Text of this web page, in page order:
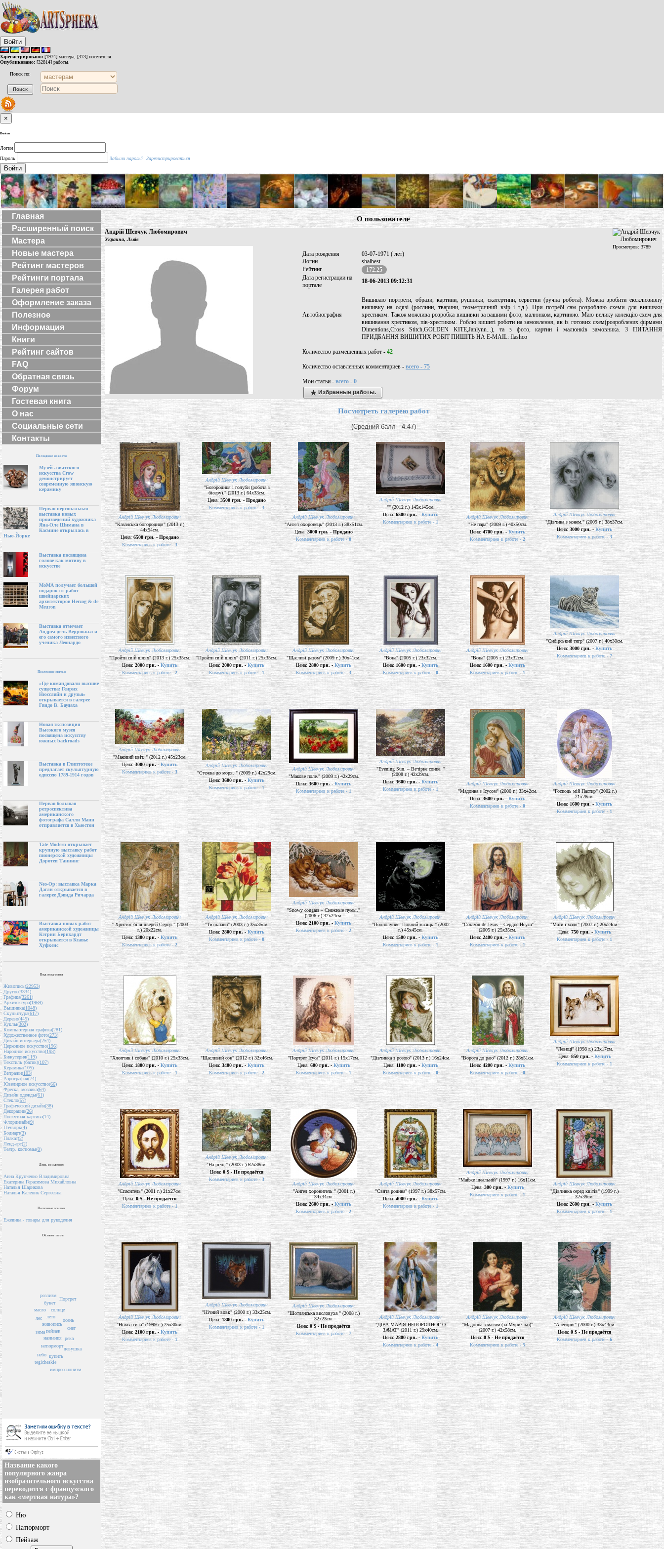
Войти
Зарегистрировано: [1974] мастера, [373] посетителя.
Опубликовано: [32814] работы.
Поиск по:
×
Войти
Логин
Пароль
Забыли пароль? Зарегистрироваться
Войти
Главная
Расширенный поиск
Мастера
Новые мастера
Рейтинг мастеров
Рейтинги портала
Галерея работ
Оформление заказа
Полезное
Информация
Книги
Рейтинг сайтов
FAQ
Обратная связь
Форум
Гостевая книга
О нас
Социальные сети
Контакты
Последние новости
Музей азиатского
искусства Crow
демонстрирует
современную японскую
керамику
Первая персональная
выставка новых
произведений художника
Яна-Оле Шимана в
Касмине открылась в
Нью-Йорке
Выставка посвящена
голове как мотиву в
искусстве
МоМА получает большой
подарок от работ
швейцарских
архитекторов Herzog & de
Meuron
Выставка отмечает
Андреа дель Верроккьо и
его самого известного
ученика Леонардо
Последние статьи
«Где командовали высшие
существа: Генрих
Нюссляйн и друзья»
открывается в галерее
Гвидо В. Баудаха
Новая экспозиция
Высокого музея
посвящена искусству
южных backroads
Выставка в Глиптотеке
предлагает скульптурную
одиссею 1789-1914 годов
Первая большая
ретроспектива
американского
фотографа Салли Манн
отправляется в Хьюстон
Tate Modern открывает
крупную выставку работ
пионерской художницы
Доротеи Таннинг
Neo-Op: выставка Марка
Дагли открывается в
галерее Дэвида Ричарда
Выставка новых работ
американской художницы
Кэтрин Бернхардт
открывается в Ксавье
Хуфкенс
Вид искусства
Живопись(22953)
Другое(3334)
Графика(3261)
Архитектура(1969)
Вышивка(1048)
Скульптура(617)
Дерево(445)
Куклы(302)
Компьютерная графика(281)
Художественное фото(273)
Дизайн интерьера(254)
Церковное искусство(196)
Народное искусство(193)
Бижутерия(119)
Текстиль (батик)(107)
Керамика(105)
Витражи(103)
Аэрография(74)
Ювелирное искусство(66)
Фреска, мозаика(64)
Дизайн одежды(61)
Стекло(57)
Графический дизайн(38)
Декорации(26)
Лоскутная картина(14)
Флордизайн(9)
Пэчворк(4)
Бодиарт(3)
Плакат(2)
Ленд-арт(2)
Театр. костюмы(0)
День рождения
Анна Крупченко Владимировна
Екатерина Герасимова Михайловна
Наталья Шарикова
Наталья Каленик Сергеевна
Полезные ссылки
Ежевика - товары для рукоделия
Облако тегов
пейзаж
названия
живопись
лето
натюрморт
купить
солнце
лес
зима
осень
букет
масло
река
снег
tegicheskie
реализм
небо
импрессионизм
Портрет
девушка
Название какого
популярного жанра
изобразительного искусства
переводится с французского
как «мертвая натура»?
Ню
Натюрморт
Пейзаж
О пользователе
Андрій Шевчук Любомирович
Просмотров: 3789
Украина, Львів
Дата рождения
03-07-1971 ( лет)
Логин
shalbest
Рейтинг
172.25
Дата регистрации на
портале
18-06-2013 09:12:31
Автобиография
Вишиваю портрети, образи, картини, рушники, скатертини, серветки (ручна робота). Можна зробити ексклюзивну
вишивку на одязі (рослини, тварини, геометричний взір і т.д.). При потребі сам розробляю схеми для вишивки
хрестиком. Також можлива розробка вишивки за вашими фото, малюнком, картиною. Маю велику колекцію схем для
вишивання хрестиком, пів-хрестиком. Роблю вишиті роботи на замовлення, як із готових схем(розроблених фірмами
Dimentions,Cross Stitch,GOLDEN KITE,Janlynn...), та з фото, картин і малюнків замовника. З ПИТАННЯ
ПРИДБАННЯ ВИШИТИХ РОБІТ ПИШІТЬ НА E-MAIL: flashco
Количество размещенных работ - 42
Количество оставленных комментариев - всего - 75
Мои статьи - всего - 0
Избранные работы.
Посмотреть галерею работ
(Средний балл - 4.47)
Андрій Шевчук Любомирович
"Казанська богородиця" (2013 г.)
44х54см.
Цена:6500 грн. - Продано
Комментариев к работе - 3
Андрій Шевчук Любомирович
"Богородиця і голуби (робота з
бісеру)." (2013 г.) 64х33см.
Цена:3500 грн. - Продано
Комментариев к работе - 3
Андрій Шевчук Любомирович
"Ангел охоронець" (2013 г.) 38х51см.
Цена: 3000 грн. - Продано
Комментариев к работе -0
Андрій Шевчук Любомирович
"" (2012 г.) 145х145см.
Цена: 6500 грн. -Купить
Комментариев к работе -1
Андрій Шевчук Любомирович
"Не пара" (2009 г.) 40х50см.
Цена:4700 грн. - Купить
Комментариев к работе -2
Андрій Шевчук Любомирович
"Дівчина з конем." (2009 г.) 38х37см.
Цена: 3000 грн. -Купить
Комментариев к работе -3
Андрій Шевчук Любомирович
"Пройти свій шлях" (2013 г.) 25х35см.
Цена:2000 грн. - Купить
Комментариев к работе - 2
Андрій Шевчук Любомирович
"Пройти свій шлях" (2011 г.) 25х35см.
Цена: 2000 грн. - Купить
Комментариев к работе - 1
Андрій Шевчук Любомирович
"Щасливі разом" (2009 г.) 30х41см.
Цена: 2800 грн. - Купить
Комментариев к работе - 3
Андрій Шевчук Любомирович
"Вона" (2005 г.) 23х32см.
Цена:1600 грн. -Купить
Комментариев к работе - 0
Андрій Шевчук Любомирович
"Вона" (2005 г.) 23х32см.
Цена: 1600 грн. - Купить
Комментариев к работе -1
Андрій Шевчук Любомирович
"Сибірський тигр" (2007 г.) 40х30см.
Цена: 3000 грн. -Купить
Комментариев к работе -7
Андрій Шевчук Любомирович
"Маковий цвіт. " (2012 г.) 45х23см.
Цена:3000 грн. -Купить
Комментариев к работе -3
Андрій Шевчук Любомирович
"Стежка до моря. " (2009 г.) 42х29см.
Цена: 3600 грн. - Купить
Комментариев к работе - 1
Андрій Шевчук Любомирович
"Макове поле." (2009 г.) 42х29см.
Цена:3600 грн. -Купить
Комментариев к работе -1
Андрій Шевчук Любомирович
"Evening Sun. – Вечірнє сонце. "
(2008 г.) 42х29см.
Цена:3600 грн. -Купить
Комментариев к работе -1
Андрій Шевчук Любомирович
"Мадонна з Ісусом" (2000 г.) 33х42см.
Цена:3600 грн. - Купить
Комментариев к работе -0
Андрій Шевчук Любомирович
"Господь мій Пастир" (2002 г.)
21х28см.
Цена:1600 грн. - Купить
Комментариев к работе -1
Андрій Шевчук Любомирович
" Христос біля дверей Серця." (2003
г.) 20х22см.
Цена:1300 грн. - Купить
Комментариев к работе - 2
Андрій Шевчук Любомирович
"Тюльпани" (2003 г.) 35х35см.
Цена:2800 грн. -Купить
Комментариев к работе - 0
Андрій Шевчук Любомирович
"Snowy cougars – Снежные пумы."
(2006 г.) 32х24см.
Цена:2100 грн. -Купить
Комментариев к работе - 2
Андрій Шевчук Любомирович
"Полнолуние. Повний місяць." (2002
г.) 45х45см.
Цена:1500 грн. -Купить
Комментариев к работе - 1
Андрій Шевчук Любомирович
"Corazon de Jesus – Сердце Исуса"
(2005 г.) 25х35см.
Цена:2400 грн. -Купить
Комментариев к работе -1
Андрій Шевчук Любомирович
"Мати і маля" (2007 г.) 20х24см.
Цена: 750 грн. -Купить
Комментариев к работе -1
Андрій Шевчук Любомирович
"Хлопчик і собака" (2010 г.) 25х33см.
Цена:1800 грн. -Купить
Комментариев к работе - 1
Андрій Шевчук Любомирович
"Щасливий сон" (2012 г.) 32х46см.
Цена:3400 грн. -Купить
Комментариев к работе - 2
Андрій Шевчук Любомирович
"Портрет Ісуса" (2011 г.) 15х17см.
Цена: 600 грн. - Купить
Комментариев к работе - 1
Андрій Шевчук Любомирович
"Дівчинка з розою" (2013 г.) 16х24см.
Цена: 1100 грн. - Купить
Комментариев к работе -0
Андрій Шевчук Любомирович
"Ворота до раю" (2012 г.) 28х51см.
Цена:4200 грн. - Купить
Комментариев к работе -0
Андрій Шевчук Любомирович
"Левиці" (1998 г.) 23х17см.
Цена:850 грн. - Купить
Комментариев к работе -1
Андрій Шевчук Любомирович
"Спаситель" (2001 г.) 21х27см.
Цена:0 $ - Не продаётся
Комментариев к работе -1
Андрій Шевчук Любомирович
"На річці" (2003 г.) 62х38см.
Цена:0 $ - Не продаётся
Комментариев к работе -3
Андрій Шевчук Любомирович
"Ангел хоронитель " (2001 г.)
34х34см.
Цена:2600 грн. -Купить
Комментариев к работе - 2
Андрій Шевчук Любомирович
"Свята родина" (1997 г.) 38х57см.
Цена:4000 грн. -Купить
Комментариев к работе - 1
Андрій Шевчук Любомирович
"Майже ідеальній" (1997 г.) 16х11см.
Цена:300 грн. -Купить
Комментариев к работе -1
Андрій Шевчук Любомирович
"Дівчинка серед квітів" (1999 г.)
32х39см.
Цена: 2600 грн. -Купить
Комментариев к работе -1
Андрій Шевчук Любомирович
"Ніжна сила" (1999 г.) 25х30см.
Цена: 2100 грн. -Купить
Комментариев к работе -1
Андрій Шевчук Любомирович
"Нічний вовк" (2000 г.) 33х25см.
Цена:1800 грн. - Купить
Комментариев к работе -1
Андрій Шевчук Любомирович
"Шотланська висловуха " (2008 г.)
32х23см.
Цена: 0 $ - Не продаётся
Комментариев к работе - 7
Андрій Шевчук Любомирович
"ДІВА МАРІЯ НЕПОРОЧНОГ О
ЗАЧАТ" (2011 г.) 29х40см.
Цена: 2800 грн. -Купить
Комментариев к работе -4
Андрій Шевчук Любомирович
"Мадонна з малям (за Мури?льо)"
(2007 г.) 42х58см.
Цена:0 $ - Не продаётся
Комментариев к работе -5
Андрій Шевчук Любомирович
"Алегорія" (2000 г.) 33х43см.
Цена:0 $ - Не продаётся
Комментариев к работе -6